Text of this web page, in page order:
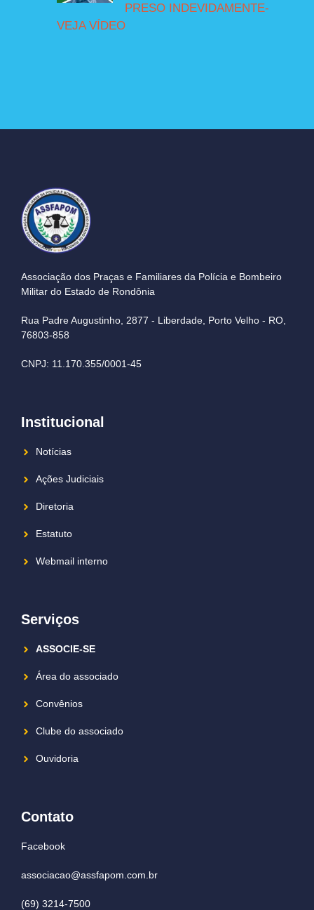
PRESO INDEVIDAMENTE-
VEJA VÍDEO
Associação dos Praças e Familiares da Polícia e Bombeiro
Militar do Estado de Rondônia
Rua Padre Augustinho, 2877 - Liberdade, Porto Velho - RO,
76803-858
CNPJ: 11.170.355/0001-45
Institucional
Notícias
Ações Judiciais
Diretoria
Estatuto
Webmail interno
Serviços
ASSOCIE-SE
Área do associado
Convênios
Clube do associado
Ouvidoria
Contato
Facebook
associacao@assfapom.com.br
(69) 3214-7500